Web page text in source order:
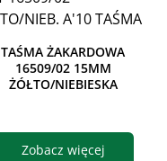
TAŚMA ŻAKARDOWA
16509/02 15MM
ŻÓŁTO/NIEBIESKA
Zobacz więcej